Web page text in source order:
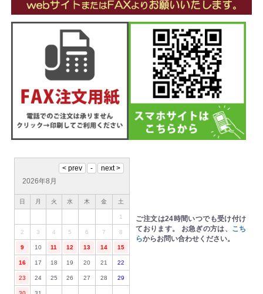
2026年8月
日 月 火 水 木 金 土
1
2 3 4 5 6 7 8
9 10 11 12 13 14 15
16 17 18 19 20 21 22
23 24 25 26 27 28 29
ご注文は24時間いつでも受け付け
ております。 お急ぎの方は、 こち
らからお問い合わせください。